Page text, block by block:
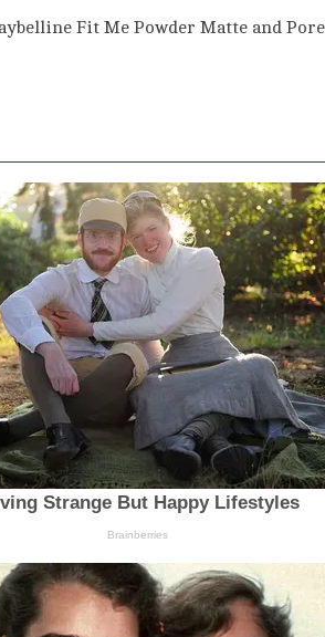
Fit Me Powder Matte and